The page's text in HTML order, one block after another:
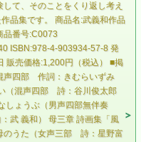
して、そのことをくり返し考え
品集です。 商品名:武義和作品
品番号:C0073
ISBN:978-4-903934-57-8 発
販売価格:1,200円（税込） ■掲
声四部 作詞：きむらいずみ
（混声四部 詩：谷川俊太郎
しょうぶ（男声四部無伴奏
武 義和） 母三章 詩画集「風
のうた（女声三部 詩：星野富